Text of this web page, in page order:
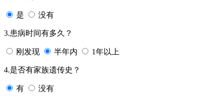
是 没有
3.患病时间有多久？
刚发现 半年内 1年以上
4.是否有家族遗传史？
有 没有